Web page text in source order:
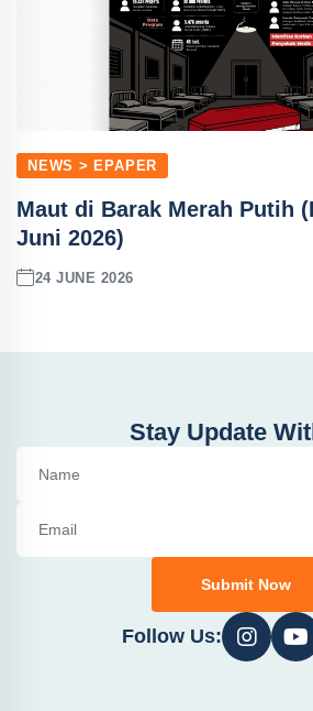
NEWS > EPAPER
Maut di Barak Merah Putih
Juni 2026)
24 JUNE 2026
Stay Update
Submit Now
Follow Us: